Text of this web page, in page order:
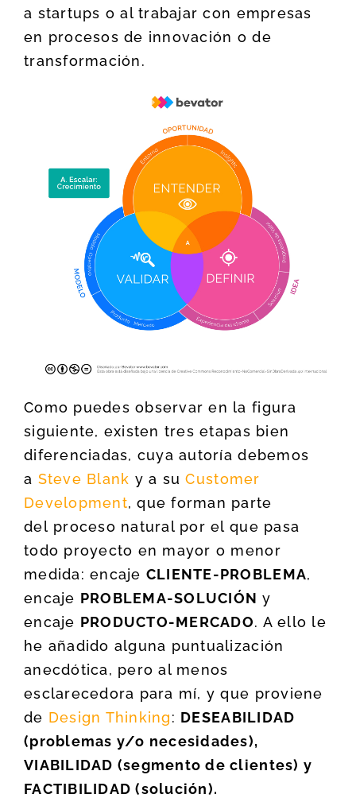
a startups o al trabajar con empresas
en procesos de innovación o de
transformación.
Como puedes observar en la figura
siguiente, existen tres etapas bien
diferenciadas, cuya autoría debemos
a Steve Blank y a suCustomer
Development, que forman parte
del proceso natural por el que pasa
todo proyecto en mayor o menor
medida: encaje CLIENTE-PROBLEMA,
encaje PROBLEMA-SOLUCIÓN y
encaje PRODUCTO-MERCADO. A ello le
he añadido alguna puntualización
anecdótica, pero al menos
esclarecedora para mí, y que proviene
de Design Thinking: DESEABILIDAD
(problemas y/o necesidades),
VIABILIDAD (segmento de clientes) y
FACTIBILIDAD (solución).